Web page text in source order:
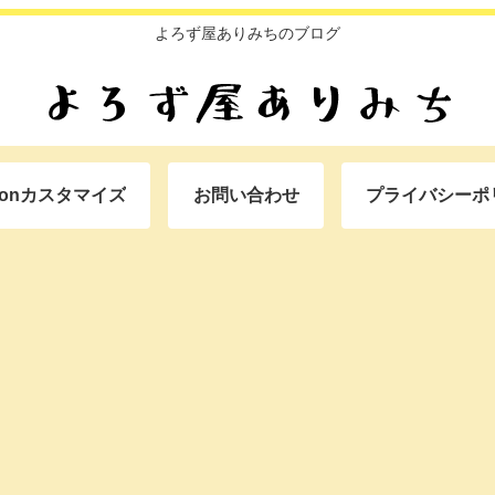
よろず屋ありみちのブログ
カスタマイズ お問い合わせ プライバシーポ